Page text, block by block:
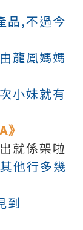
品,不過今
由龍鳳媽媽
小妹就有
》
就係架啦
他行多幾
到